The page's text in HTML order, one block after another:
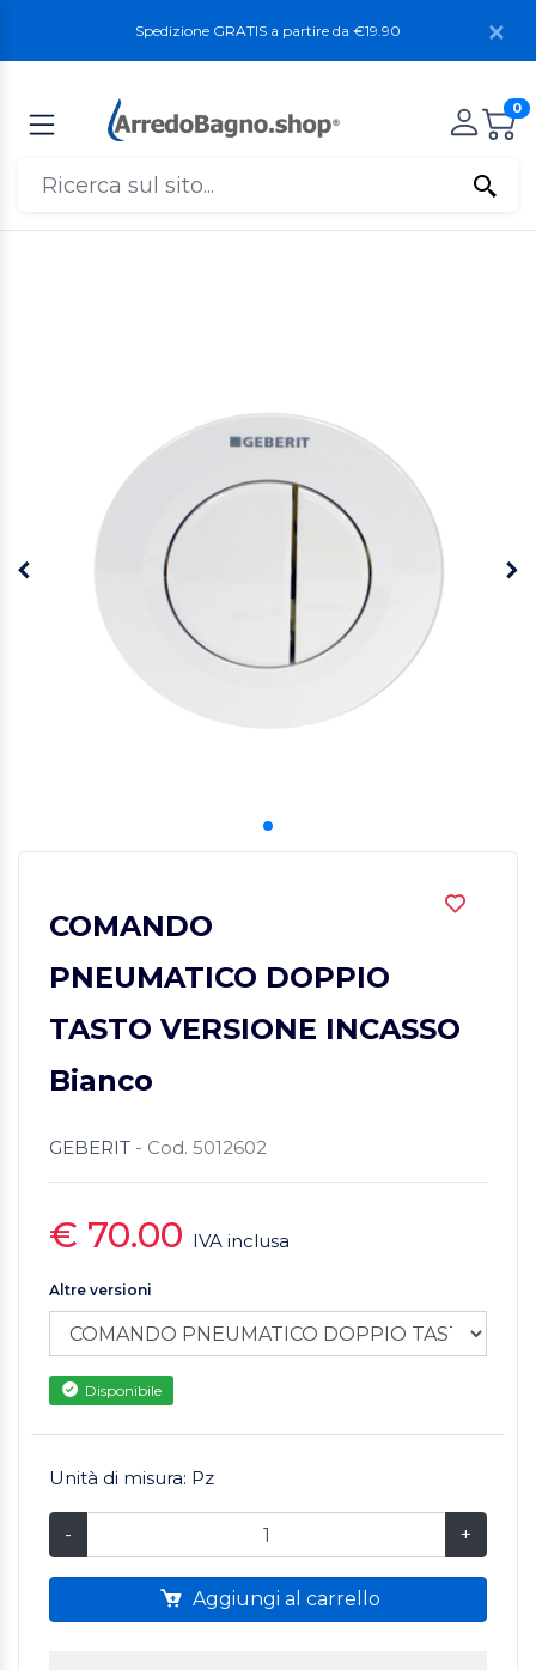
Spedizione GRATIS a partire da €19.90
0
COMANDO
PNEUMATICO DOPPIO
TASTO VERSIONE INCASSO
Bianco
GEBERIT - Cod. 5012602
€ 70.00 IVA inclusa
Altre versioni
Disponibile
Unità di misura: Pz
- +
Aggiungi al carrello